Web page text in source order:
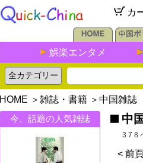
カ
娯楽エンタメ
HOME ＞ 雑誌・書籍 ＞ 中国雑誌
今、話題の人気雑誌
中
378
< 前